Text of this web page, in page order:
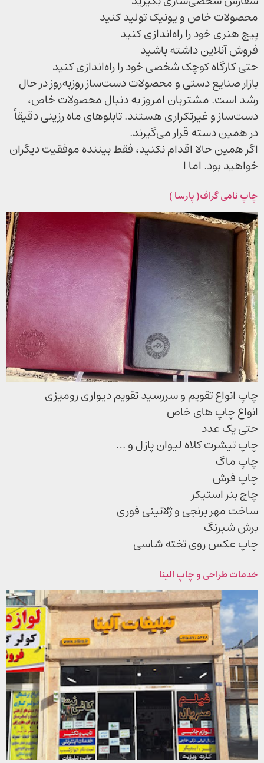
محصولات خاص و یونیک تولید کنید
پیج هنری خود را راه‌اندازی کنید
فروش آنلاین داشته باشید
حتی کارگاه کوچک شخصی خود را راه‌اندازی کنید
بازار صنایع دستی و محصولات دست‌ساز روزبه‌روز در حال
رشد است. مشتریان امروز به دنبال محصولات خاص،
دست‌ساز و غیرتکراری هستند. تابلوهای ماه رزینی دقیقاً
در همین دسته قرار می‌گیرند.
اگر همین حالا اقدام نکنید، فقط بیننده موفقیت دیگران
خواهید بود. اما ا
چاپ نامی گراف( پارسا )
چاپ انواع تقویم و سررسید تقویم دیواری رومیزی
انواع چاپ های خاص
حتی یک عدد
چاپ تیشرت کلاه لیوان پازل و …
چاپ ماگ
چاپ فرش
چاچ بنر استیکر
ساخت مهر برنجی و ژلاتینی فوری
برش شبرنگ
چاپ عکس روی تخته شاسی
خدمات طراحی و چاپ الینا